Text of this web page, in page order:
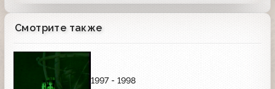
Смотрите также
1997 - 1998